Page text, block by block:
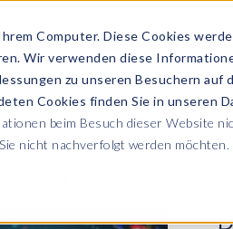
Computer. Diese Cookies
Wir verwenden diese
zu unseren Besuchern
Cookies finden Sie in unseren
beim Besuch dieser Website
nicht nachverfolgt werden möchten.
PRODUKTE SERVICES
Lesen Sie alle Updates zu SAP
ÜBER UNS